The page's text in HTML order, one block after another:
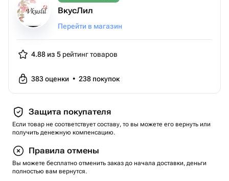
ВкусЛил
Перейти в магазин
4.88 из 5 рейтинг товаров
383оценки • 238 покупок
Защита покупателя
Если товар не соответствует составу, то вы можете его вернуть или
получить денежную компенсацию.
Правила отмены
Вы можете бесплатно отменить заказ до начала доставки, деньги
полностью вам вернутся.